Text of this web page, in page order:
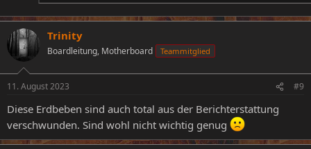
Trinity
Boardleitung, Motherboard Teammitglied
11. August 2023 #9
Diese Erdbeben sind auch total aus der Berichterstattung
verschwunden. Sind wohl nicht wichtig genug